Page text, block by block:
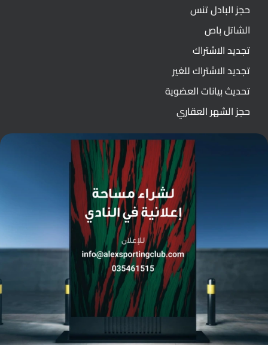
حجز البادل تنس
الشاتل باص
تجديد الاشتراك
تجديد الاشتراك للغير
تحديث بيانات العضوية
حجز الشهر العقاري